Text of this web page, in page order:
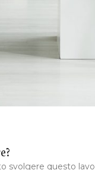
questo